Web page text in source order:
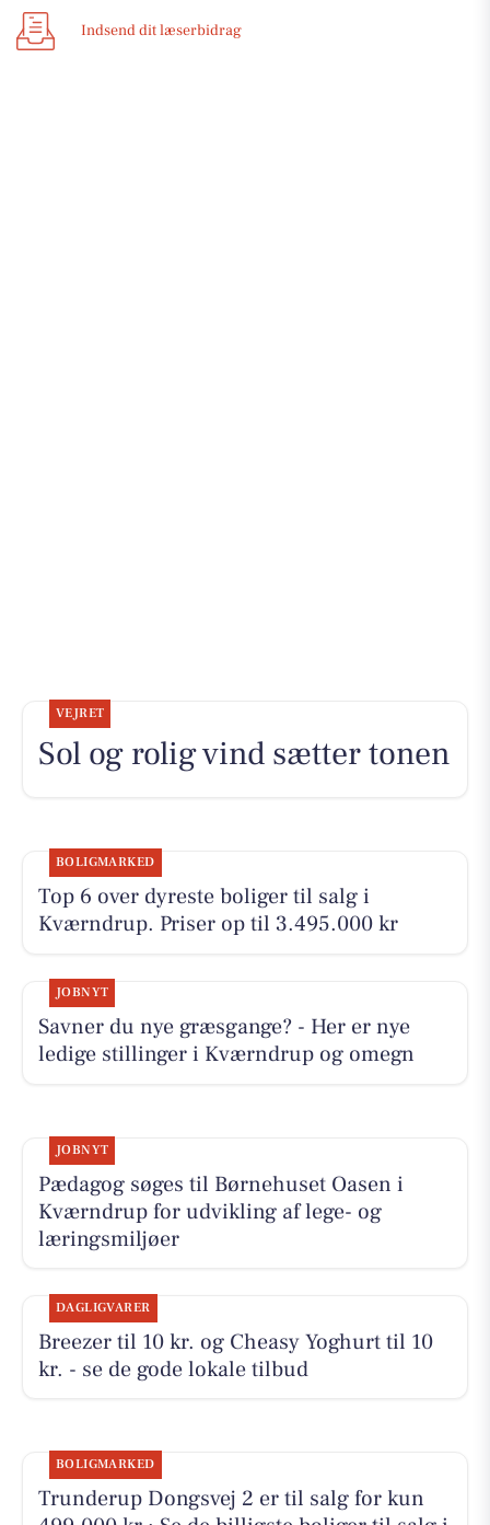
Indsend dit læserbidrag
VEJRET
Sol og rolig vind sætter tonen
BOLIGMARKED
Top 6 over dyreste boliger til salg i
Kværndrup. Priser op til 3.495.000 kr
JOBNYT
Savner du nye græsgange? - Her er nye
ledige stillinger i Kværndrup og omegn
JOBNYT
Pædagog søges til Børnehuset Oasen i
Kværndrup for udvikling af lege- og
læringsmiljøer
DAGLIGVARER
Breezer til 10 kr. og Cheasy Yoghurt til 10
kr. - se de gode lokale tilbud
BOLIGMARKED
Trunderup Dongsvej 2 er til salg for kun